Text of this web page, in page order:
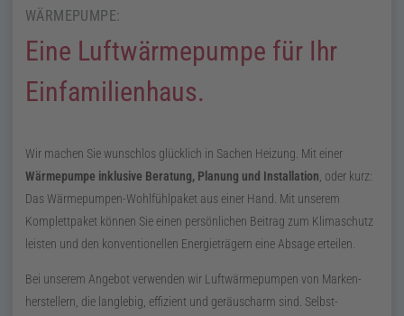
WÄRMEPUMPE:
Eine Luftwärmepumpe für Ihr
Einfamilienhaus.
Wir machen Sie wunschlos glücklich in Sachen Heizung. Mit einer
Wärmepumpe inklusive Beratung, Planung und Installation , oder kurz:
Das Wärmepumpen-Wohlfühlpaket aus einer Hand. Mit unserem
Komplettpaket können Sie einen persönlichen Beitrag zum Klimaschutz
leisten und den konventionellen Energieträgern eine Absage erteilen.
Bei unserem Angebot verwenden wir Luft­wärme­pumpen von Marken­
herstellern, die langlebig, effizient und geräuscharm sind. Selbst­